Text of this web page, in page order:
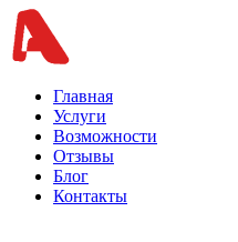
Главная
Услуги
Возможности
Отзывы
Блог
Контакты